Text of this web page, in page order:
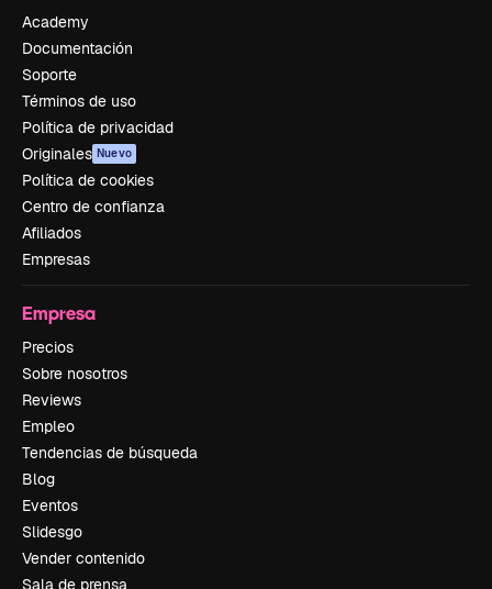
Academy
Documentación
Soporte
Términos de uso
Política de privacidad
Originales Nuevo
Política de cookies
Centro de confianza
Afiliados
Empresas
Empresa
Precios
Sobre nosotros
Reviews
Empleo
Tendencias de búsqueda
Blog
Eventos
Slidesgo
Vender contenido
Sala de prensa